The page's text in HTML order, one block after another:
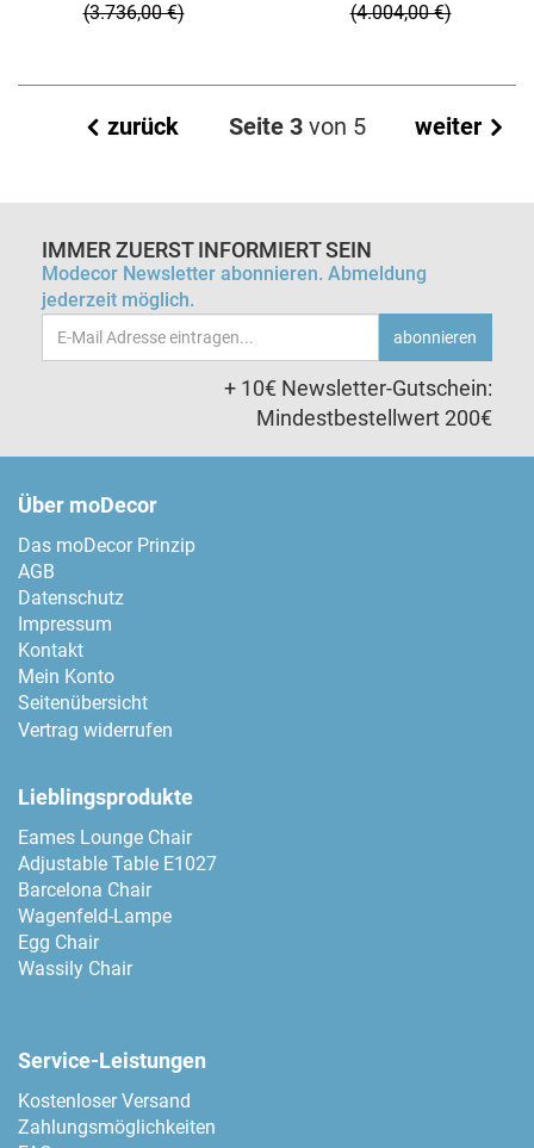
(3.736,00 €) (4.004,00 €)
zurück Seite 3 von 5 weiter
IMMER ZUERST INFORMIERT SEIN
Modecor Newsletter abonnieren. Abmeldung
jederzeit möglich.
Email-
Adresse
abonnieren
+ 10€ Newsletter-Gutschein:
Mindestbestellwert 200€
Über moDecor
Das moDecor Prinzip
AGB
Datenschutz
Impressum
Kontakt
Mein Konto
Seitenübersicht
Vertrag widerrufen
Lieblingsprodukte
Eames Lounge Chair
Adjustable Table E1027
Barcelona Chair
Wagenfeld-Lampe
Egg Chair
Wassily Chair
Service-Leistungen
Kostenloser Versand
Zahlungsmöglichkeiten